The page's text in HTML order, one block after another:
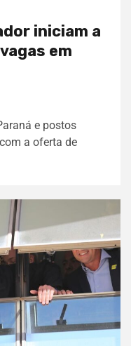
iniciam a
em
e postos
a oferta de